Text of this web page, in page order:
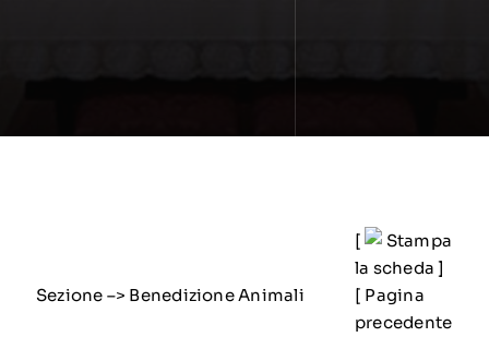
Sezione –> Benedizione Animali
[
Stampa
la scheda ]
[ Pagina
precedente